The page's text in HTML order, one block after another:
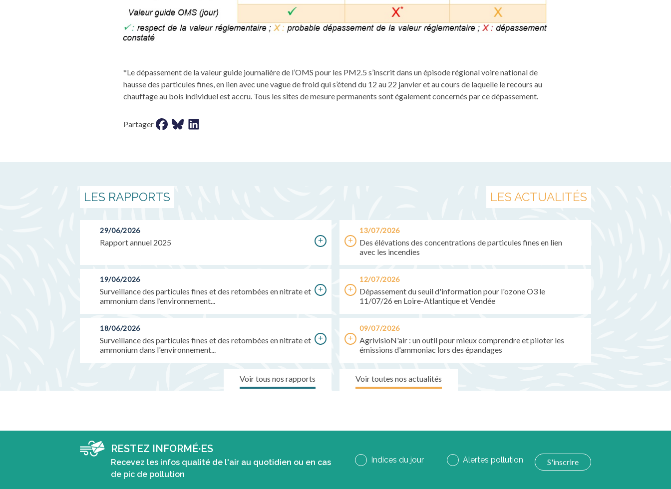
*Le dépassement de la valeur guide journalière de l’OMS pour les PM2.5 s’inscrit dans un épisode régional voire national de
hausse des particules fines, en lien avec une vague de froid qui s’étend du 12 au 22 janvier et au cours de laquelle le recours au
chauffage au bois individuel est accru. Tous les sites de mesure permanents sont également concernés par ce dépassement.
Partager Partager sur facebook
Partager sur bluesky
Partager sur LinkedIn
LES RAPPORTS
29/06/2026
Rapport annuel 2025
19/06/2026
Surveillance des particules fines et des retombées en nitrate et
ammonium dans l’environnement...
18/06/2026
Surveillance des particules fines et des retombées en nitrate et
ammonium dans l'environnement...
Voir tous nos rapports
LES ACTUALITÉS
13/07/2026
Des élévations des concentrations de particules fines en lien
avec les incendies
12/07/2026
Dépassement du seuil d'information pour l'ozone O3 le
11/07/26 en Loire-Atlantique et Vendée
09/07/2026
AgrivisioN'air : un outil pour mieux comprendre et piloter les
émissions d'ammoniac lors des épandages
Voir toutes nos actualités
RESTEZ INFORMÉ·ES
Recevez les infos qualité de l'air au quotidien ou en cas
de pic de pollution
Indices du jour Alertes pollution